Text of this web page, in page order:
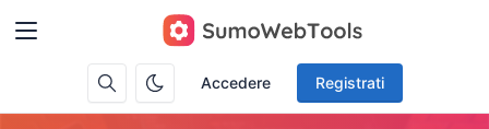
Accedere Registrati